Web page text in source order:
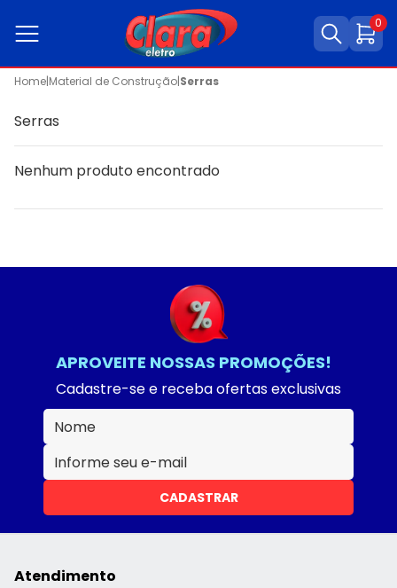
0
Home|Material de Construção|Serras
Serras
Nenhum produto encontrado
APROVEITE NOSSAS PROMOÇÕES!
Cadastre-se e receba ofertas exclusivas
CADASTRAR
Atendimento